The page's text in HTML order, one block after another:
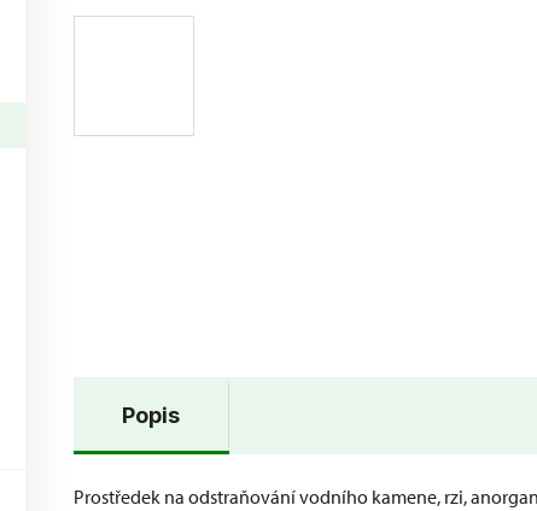
Popis
Prostředek na odstraňování vodního kamene, rzi,